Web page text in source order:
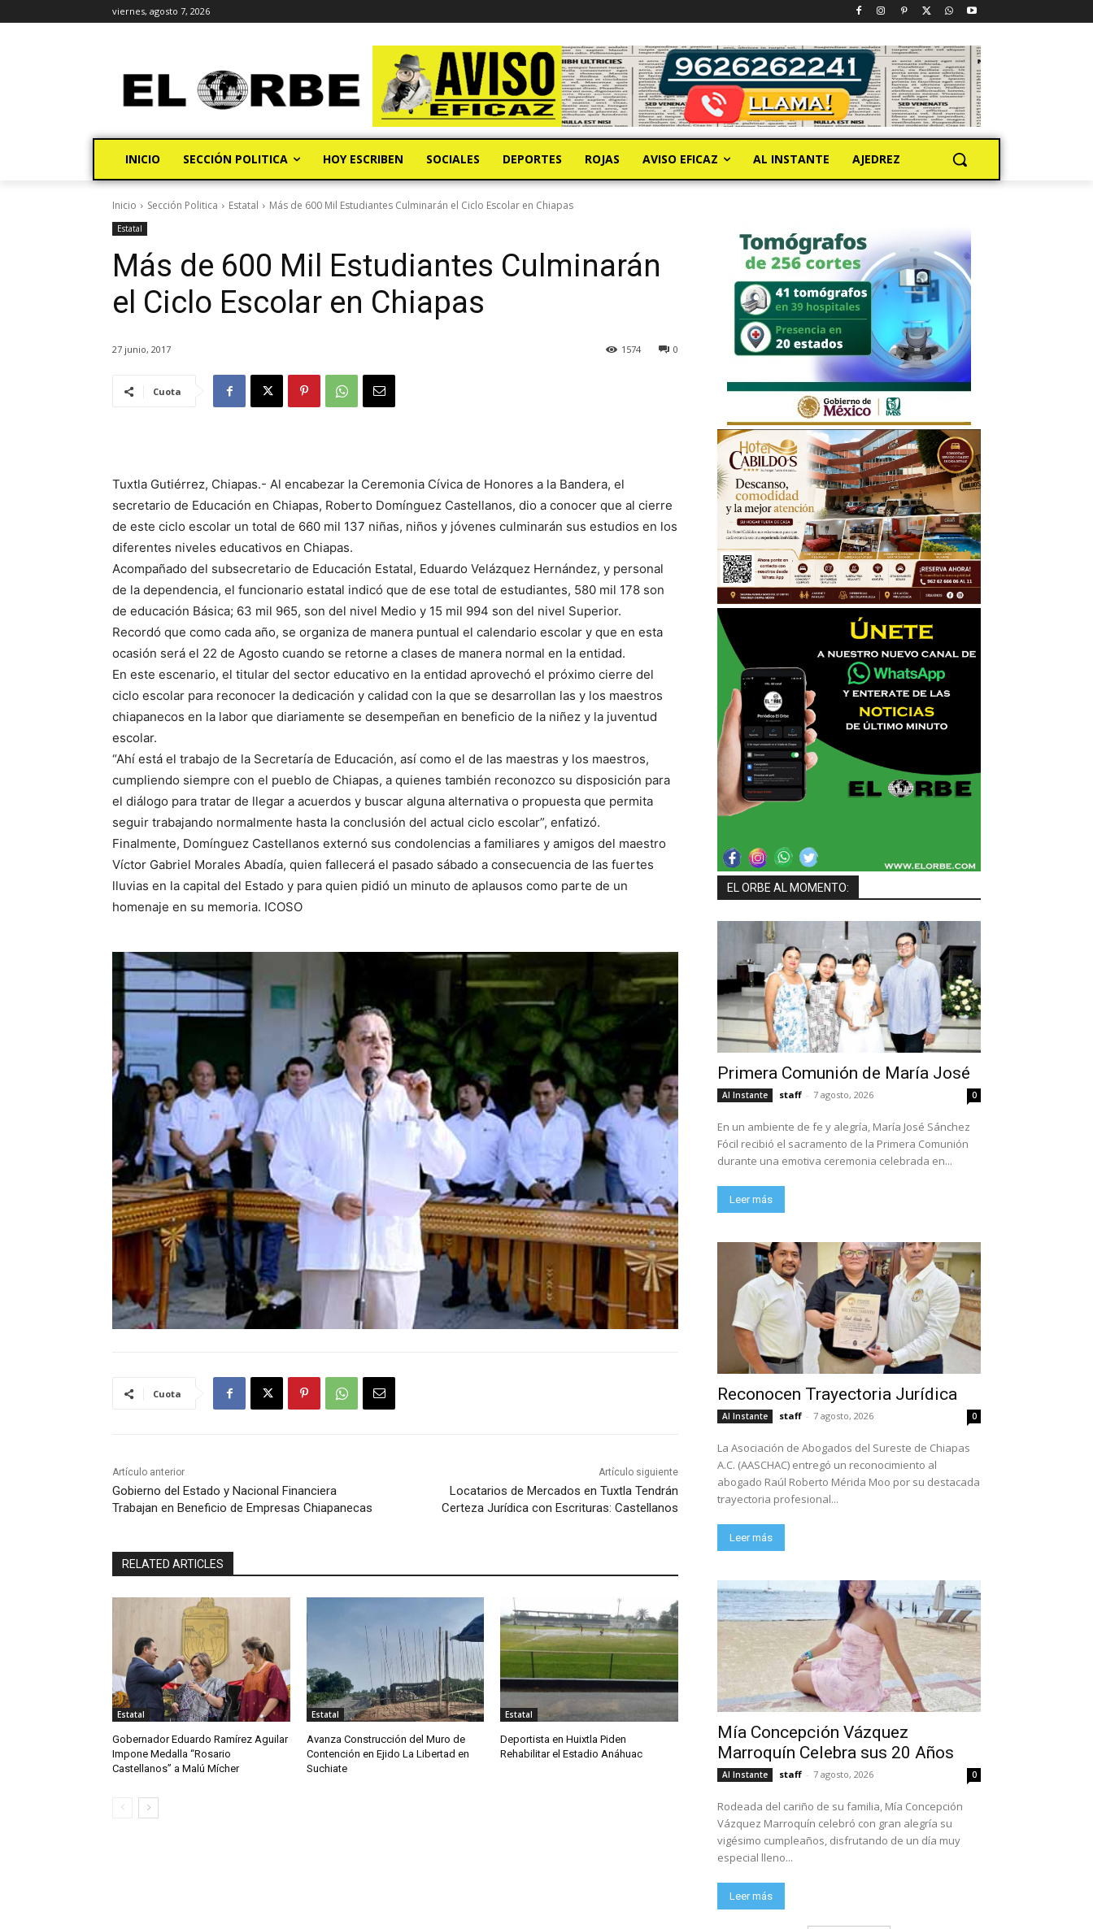
viernes, agosto 7, 2026
INICIO SECCIÓN POLITICA HOY ESCRIBEN SOCIALES DEPORTES ROJAS AVISO EFICAZ AL INSTANTE AJEDREZ
Inicio Sección Politica Estatal Más de 600 Mil Estudiantes Culminarán el Ciclo Escolar en Chiapas
Estatal
Más de 600 Mil Estudiantes Culminarán
el Ciclo Escolar en Chiapas
27 junio, 2017 0
1574
Cuota
Tuxtla Gutiérrez, Chiapas.- Al encabezar la Ceremonia Cívica de Honores a la Bandera, el
secretario de Educación en Chiapas, Roberto Domínguez Castellanos, dio a conocer que al cierre
de este ciclo escolar un total de 660 mil 137 niñas, niños y jóvenes culminarán sus estudios en los
diferentes niveles educativos en Chiapas.
Acompañado del subsecretario de Educación Estatal, Eduardo Velázquez Hernández, y personal
de la dependencia, el funcionario estatal indicó que de ese total de estudiantes, 580 mil 178 son
de educación Básica; 63 mil 965, son del nivel Medio y 15 mil 994 son del nivel Superior.
Recordó que como cada año, se organiza de manera puntual el calendario escolar y que en esta
ocasión será el 22 de Agosto cuando se retorne a clases de manera normal en la entidad.
En este escenario, el titular del sector educativo en la entidad aprovechó el próximo cierre del
ciclo escolar para reconocer la dedicación y calidad con la que se desarrollan las y los maestros
chiapanecos en la labor que diariamente se desempeñan en beneficio de la niñez y la juventud
escolar.
“Ahí está el trabajo de la Secretaría de Educación, así como el de las maestras y los maestros,
cumpliendo siempre con el pueblo de Chiapas, a quienes también reconozco su disposición para
el diálogo para tratar de llegar a acuerdos y buscar alguna alternativa o propuesta que permita
seguir trabajando normalmente hasta la conclusión del actual ciclo escolar”, enfatizó.
Finalmente, Domínguez Castellanos externó sus condolencias a familiares y amigos del maestro
Víctor Gabriel Morales Abadía, quien fallecerá el pasado sábado a consecuencia de las fuertes
lluvias en la capital del Estado y para quien pidió un minuto de aplausos como parte de un
homenaje en su memoria. ICOSO
Cuota
Artículo anterior
Gobierno del Estado y Nacional Financiera
Trabajan en Beneficio de Empresas Chiapanecas
Artículo siguiente
Locatarios de Mercados en Tuxtla Tendrán
Certeza Jurídica con Escrituras: Castellanos
RELATED ARTICLES
Estatal
Gobernador Eduardo Ramírez Aguilar
Impone Medalla “Rosario
Castellanos” a Malú Mícher
Estatal
Avanza Construcción del Muro de
Contención en Ejido La Libertad en
Suchiate
Estatal
Deportista en Huixtla Piden
Rehabilitar el Estadio Anáhuac
EL ORBE AL MOMENTO:
Primera Comunión de María José
Al Instante staff - 7 agosto, 2026 0
En un ambiente de fe y alegría, María José Sánchez
Fócil recibió el sacramento de la Primera Comunión
durante una emotiva ceremonia celebrada en...
Leer más
Reconocen Trayectoria Jurídica
Al Instante staff - 7 agosto, 2026 0
La Asociación de Abogados del Sureste de Chiapas
A.C. (AASCHAC) entregó un reconocimiento al
abogado Raúl Roberto Mérida Moo por su destacada
trayectoria profesional...
Leer más
Mía Concepción Vázquez
Marroquín Celebra sus 20 Años
Al Instante staff - 7 agosto, 2026 0
Rodeada del cariño de su familia, Mía Concepción
Vázquez Marroquín celebró con gran alegría su
vigésimo cumpleaños, disfrutando de un día muy
especial lleno...
Leer más